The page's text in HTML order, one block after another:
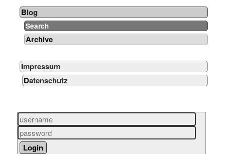
Blog
Search
Archive
Impressum
Datenschutz